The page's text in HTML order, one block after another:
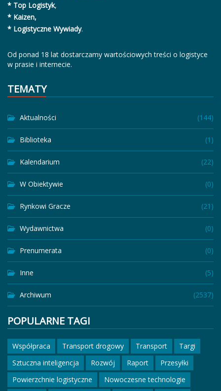
* Top Logistyk,
* Kaizen,
* Logistyczne Wywiady.
Od ponad 18 lat dostarczamy wartościowych treści o logistyce
w prasie i internecie.
TEMATY
Aktualności (144)
Biblioteka (1)
Kalendarium (22)
W Obiektywie (0)
Rynkowi Gracze (21)
Wydawnictwa (0)
Prenumerata (0)
Inne (5)
Archiwum (2537)
POPULARNE TAGI
Współpraca Transport drogowy Transport
Targi
Sztuczna inteligencja
Rozwój Raport
Przesyłki
Powierzchnie logistyczne
Nowoczesne technologie